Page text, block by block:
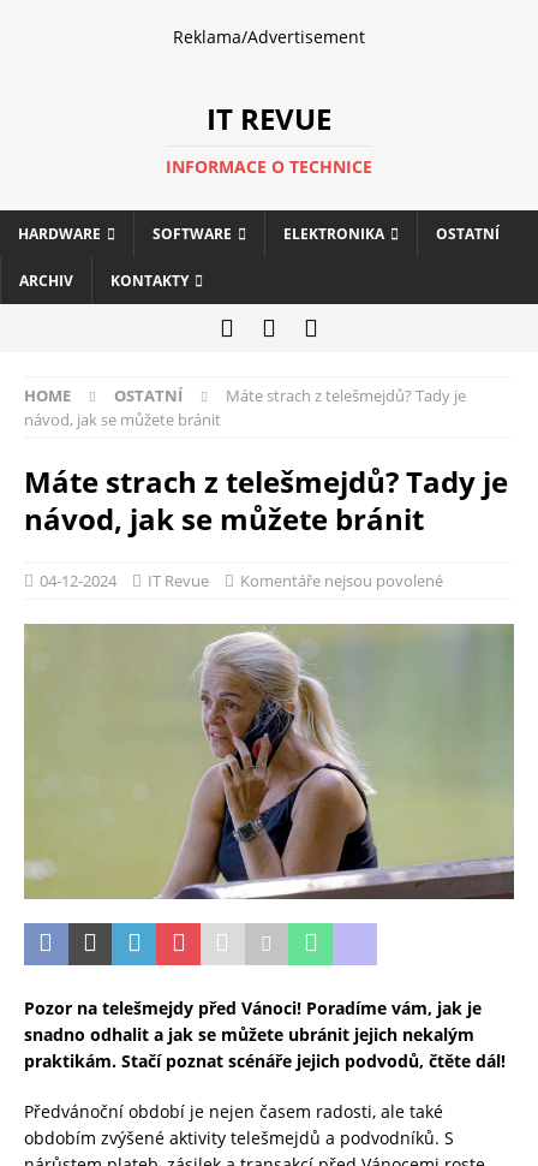
Reklama/Advertisement
IT REVUE
INFORMACE O TECHNICE
HARDWARE SOFTWARE ELEKTRONIKA OSTATNÍ
ARCHIV KONTAKTY
HOME OSTATNÍ
Máte strach z telešmejdů? Tady je
návod, jak se můžete bránit
Máte strach z telešmejdů? Tady je
návod, jak se můžete bránit
04-12-2024 IT Revue Komentáře nejsou povolené
Pozor na telešmejdy před Vánoci! Poradíme vám, jak je
snadno odhalit a jak se můžete ubránit jejich nekalým
praktikám. Stačí poznat scénáře jejich podvodů, čtěte dál!
Předvánoční období je nejen časem radosti, ale také
obdobím zvýšené aktivity telešmejdů a podvodníků. S